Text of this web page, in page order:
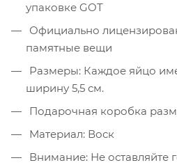
упаковке GOT
Официально
памятные вещи
Размеры: Каждое яйцо
ширину 5,5 см.
Подарочная коробка
Материал: Воск
Внимание: Не оставляйте